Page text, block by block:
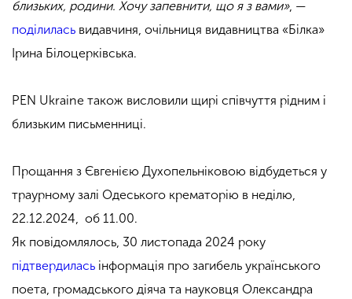
близьких, родини. Хочу запевнити, що я з вами», —
поділилась видавчиня, очільниця видавництва «Білка»
Ірина Білоцерківська.
PEN Ukraine також висловили щирі співчуття рідним і
близьким письменниці.
Прощання з Євгенією Духопельніковою відбудеться у
траурному залі Одеського крематорію в неділю,
22.12.2024, об 11.00.
Як повідомлялось, 30 листопада 2024 року
підтвердилась інформація про загибель українського
поета, громадського діяча та науковця Олександра